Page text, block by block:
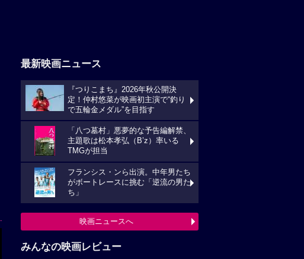
最新映画ニュース
『つりこまち』2026年秋公開決
定！仲村悠菜が映画初主演で“釣り
で五輪金メダル”を目指す
「八つ墓村」悪夢的な予告編解禁、
主題歌は松本孝弘（B’z）率いる
TMGが担当
フランシス・ンら出演。中年男たち
がボートレースに挑む「逆流の男た
ち」
映画ニュースへ
みんなの映画レビュー